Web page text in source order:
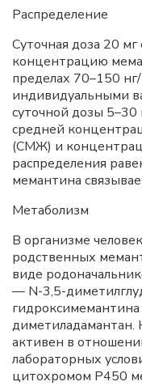
Распределение
Суточная доза 20
концентрацию
пределах 70–150
индивидуальными
суточной дозы 5–30
средней
(СМЖ) и
распределения
мемантина
Метаболизм
В организме
родственных
виде
— N-3,5-
диметиладамантан.
активен в
лабораторных
цитохромом Р450